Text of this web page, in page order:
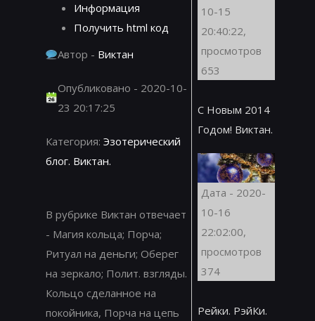
Информация
Получить html код
Автор - Виктан
Опубликовано - 2020-10-
23 20:17:25
Категория: Эзотерический
блог. Виктан.
В рубрике Виктан отвечает
- Магия кольца; Порча;
Ритуал на деньги; Оберег
на зеркало; Полит. взгляды.
Кольцо сделанное на
покойника, Порча на цепь
10-15
20:40:22,
просмотров
653
С Новым 2014
Годом! Виктан.
Дата - 2020-
10-16
22:02:00,
просмотров
374
Рейки. РэйКи.